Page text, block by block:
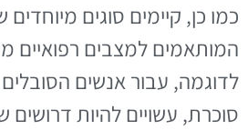
כמו כן, קיימים סוגים
המותאמים למצבים רפואיים
לדוגמה, עבור אנשים הסובלים
סוכרת, עשויים להיות